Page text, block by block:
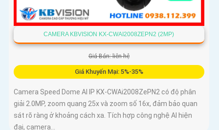
CAMERA KBVISION KX-CWAI2008ZEPN2 (2MP)
Giá Bán: liên hệ
Giá Khuyến Mại: 5%-35%
Camera Speed Dome AI IP KX-CWAi2008ZePN2 có độ phân
giải 2.0MP, zoom quang 25x và zoom số 16x, đảm bảo quan
sát rõ ràng ở khoảng cách xa. Tích hợp công nghệ AI hiện
đại, camera...